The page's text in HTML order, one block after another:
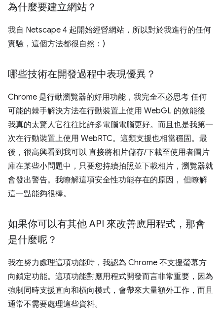
為什麼要建立網站？
我自 Netscape 4 起開始經營網站，所以對於我進行的任何
實驗，這個方法都很自然：)
哪些技術在開發過程中表現優異？
Chrome 是行動瀏覽器的好用功能，我完全不必思考 任何
可能的棘手解決方法在行動裝置上使用 WebGL 的效能後
我真的太驚人它往往比許多電腦電腦更好。而且也是我第一
次在行動裝置上使用 WebRTC。這類支援也相當穩固。最
後，很高興看到我可以 直接將相片儲存/下載至使用者圖片
庫在某些小問題中，只要您持續拍照並下載相片，瀏覽器就
會發出警告。我瞭解這項安全性功能存在的原因， 但瞭解
這一點能夠很棒。
如果你可以有其他 API 來改善應用程式，那會
是什麼呢？
我在努力處理這項功能時，我認為 Chrome 不支援螢幕方
向鎖定功能。這項功能對應用程式開發而言非常重要，因為
強制同時支援直向和橫向模式，會帶來大量額外工作，而且
通常不需要處理這些資料。